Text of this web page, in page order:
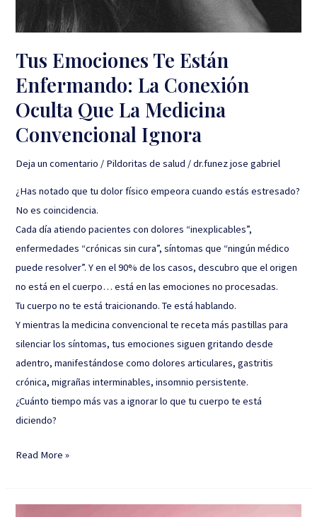
Tus Emociones Te Están
Enfermando: La Conexión
Oculta Que La Medicina
Convencional Ignora
Deja un comentario / Pildoritas de salud /dr.funez jose gabriel
¿Has notado que tu dolor físico empeora cuando estás estresado?
No es coincidencia.
Cada día atiendo pacientes con dolores “inexplicables”,
enfermedades “crónicas sin cura”, síntomas que “ningún médico
puede resolver”. Y en el 90% de los casos, descubro que el origen
no está en el cuerpo… está en las emociones no procesadas.
Tu cuerpo no te está traicionando. Te está hablando.
Y mientras la medicina convencional te receta más pastillas para
silenciar los síntomas, tus emociones siguen gritando desde
adentro, manifestándose como dolores articulares, gastritis
crónica, migrañas interminables, insomnio persistente.
¿Cuánto tiempo más vas a ignorar lo que tu cuerpo te está
diciendo?
Read More »